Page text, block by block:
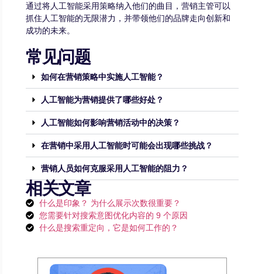
通过将人工智能采用策略纳入他们的曲目，营销主管可以
抓住人工智能的无限潜力，并带领他们的品牌走向创新和
成功的未来。
常见问题
如何在营销策略中实施人工智能？
人工智能为营销提供了哪些好处？
人工智能如何影响营销活动中的决策？
在营销中采用人工智能时可能会出现哪些挑战？
营销人员如何克服采用人工智能的阻力？
相关文章
什么是印象？ 为什么展示次数很重要？
您需要针对搜索意图优化内容的 9 个原因
什么是搜索重定向，它是如何工作的？